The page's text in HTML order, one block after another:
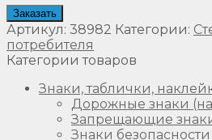
Заказать
Артикул: 38982 Категории:
потребителя
Категории товаров
Знаки, таблички,
Дорожные знаки
Запрещающие
Знаки безопасности